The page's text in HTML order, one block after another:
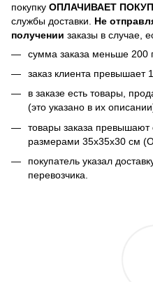
покупку ОПЛАЧИВАЕТ
службы доставки. Не
получении заказы в случае,
сумма заказа меньше 200
заказ клиента превышает
в заказе есть товары,
(это указано в их
товары заказа превышают
размерами 35х35х30 см
покупатель указал
перевозчика.